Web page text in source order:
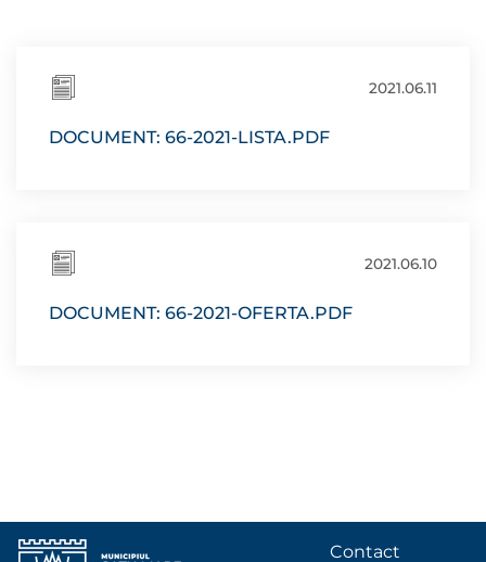
2021.06.11
DOCUMENT: 66-2021-LISTA.PDF
2021.06.10
DOCUMENT: 66-2021-OFERTA.PDF
Contact